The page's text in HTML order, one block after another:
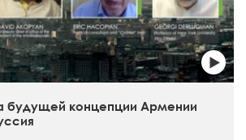
будущей концепции Армении